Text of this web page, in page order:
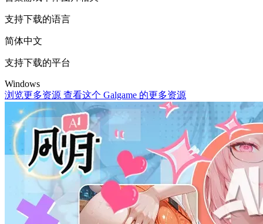
支持下载的语言
简体中文
支持下载的平台
Windows
浏览更多资源 查看这个 Galgame 的更多资源